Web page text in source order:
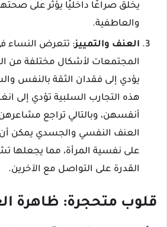
يخلق صراعًا داخليًا يؤثر على
والعاطفية.
العنف والتمييز: تتعرض النساء
المجتمعات لأشكال مختلفة من
يؤدي إلى فقدان الثقة بالنفس
هذه التجارب السلبية تؤدي إلى
أنفسهن، وبالتالي تراجع
العنف النفسي والجسدي يمكن أن
على نفسية المرأة، مما يجعلها
القدرة على التواصل مع الآخرين.
قلوب متحجرة: ظاهرة